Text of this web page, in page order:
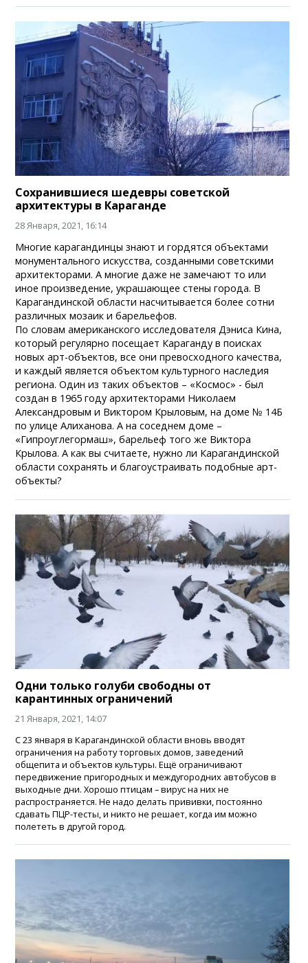
Сохранившиеся шедевры советской
архитектуры в Караганде
28 Января, 2021, 16:14
Многие карагандинцы знают и гордятся объектами
монументального искусства, созданными советскими
архитекторами. А многие даже не замечают то или
иное произведение, украшающее стены города. В
Карагандинской области насчитывается более сотни
различных мозаик и барельефов.
По словам американского исследователя Дэниса Кина,
который регулярно посещает Караганду в поисках
новых арт-объектов, все они превосходного качества,
и каждый является объектом культурного наследия
региона. Один из таких объектов – «Космос» - был
создан в 1965 году архитекторами Николаем
Александровым и Виктором Крыловым, на доме № 14Б
по улице Алиханова. А на соседнем доме –
«Гипроуглегормаш», барельеф того же Виктора
Крылова. А как вы считаете, нужно ли Карагандинской
области сохранять и благоустраивать подобные арт-
объекты?
Одни только голуби свободны от
карантинных ограничений
21 Января, 2021, 14:07
С 23 января в Карагандинской области вновь вводят
ограничения на работу торговых домов, заведений
общепита и объектов культуры. Ещё ограничивают
передвижение пригородных и междугородних автобусов в
выходные дни. Хорошо птицам – вирус на них не
распространяется. Не надо делать прививки, постоянно
сдавать ПЦР-тесты, и никто не решает, когда им можно
полететь в другой город.